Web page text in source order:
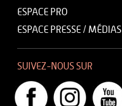
ESPACE PRO
ESPACE PRESSE / MÉDIAS
SUIVEZ-NOUS SUR